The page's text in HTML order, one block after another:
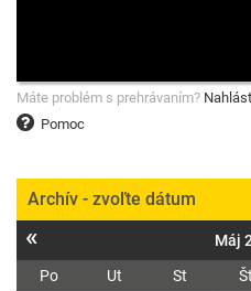
Pomoc
Máte problém s prehrávaním?
Archív - zvoľte dátum
« Máj
Po Ut St Št